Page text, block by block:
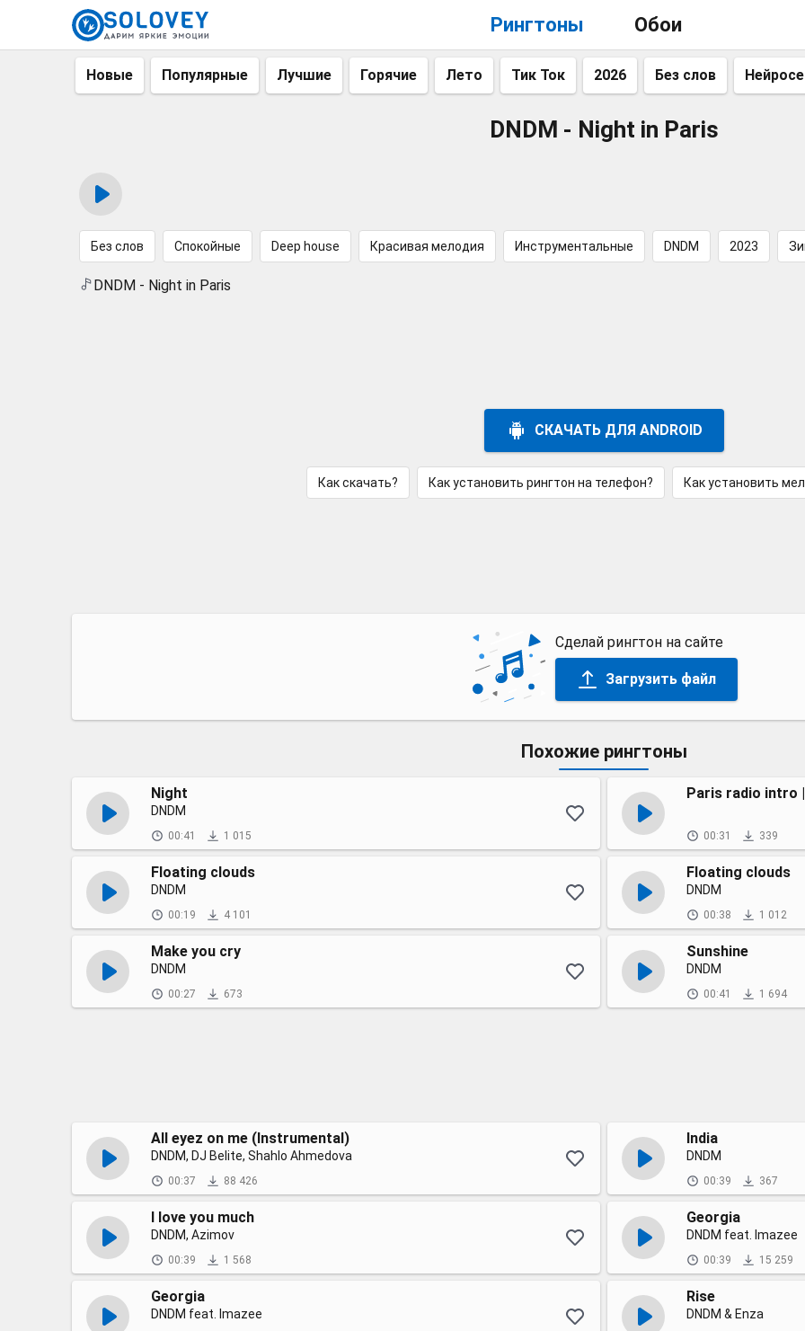
Рингтоны Обои
Новые Популярные Лучшие Горячие Лето Тик Ток 2026 Без слов
DNDM - Night in Paris
Без слов Спокойные Deep house Красивая мелодия Инструментальные DNDM 2023
DNDM - Night in Paris
СКАЧАТЬ ДЛЯ ANDROID
Как скачать? Как установить рингтон на телефон? Как установить
Сделай рингтон на сайте
Загрузить файл
Похожие рингтоны
Night
DNDM
00:41 1 015
Paris radio intro
00:31 339
Floating clouds
DNDM
00:19 4 101
Floating clouds
DNDM
00:38 1 012
Make you cry
DNDM
00:27 673
Sunshine
DNDM
00:41 1 694
All eyez on me (Instrumental)
DNDM, DJ Belite, Shahlo Ahmedova
00:37 88 426
India
DNDM
00:39 367
I love you much
DNDM, Azimov
00:39 1 568
Georgia
DNDM feat. Imazee
00:39 15 259
Georgia
DNDM feat. Imazee
Rise
DNDM & Enza